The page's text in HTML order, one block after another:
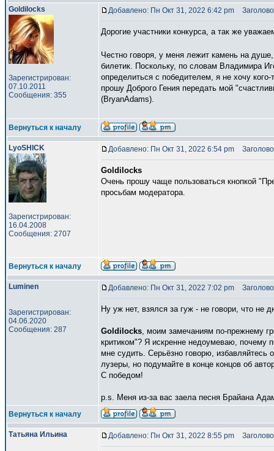
Goldilocks
Зарегистрирован:
07.10.2011
Сообщения: 355
Добавлено: Пн Окт 31, 2022 6:42 pm
Дорогие участники конкурса, а так же
Честно говоря, у меня лежит камень на
билетик. Поскольку, по словам Владимира
определиться с победителем, я не хочу
прошу Доброго Гения передать мой
(BryanAdams).
Вернуться к началу
LyoSHICK
Зарегистрирован:
16.04.2008
Сообщения: 2707
Добавлено: Пн Окт 31, 2022 6:54 pm
Goldilocks
Очень прошу чаще пользоваться кнопкой
просьбам модератора.
Вернуться к началу
Luminen
Зарегистрирован:
04.06.2020
Сообщения: 287
Добавлено: Пн Окт 31, 2022 7:02 pm
Ну уж нет, взялся за гуж - не говори, что не
Goldilocks, моим замечаниям по-прежнему
критиком"? Я искренне недоумеваю, почему
мне судить. Серьёзно говорю,
лузеры, но подумайте в конце концов об
С победом!
p.s. Меня из-за вас заела песня Брайана
Вернуться к началу
Татьяна Ильина Добавлено: Пн Окт 31, 2022 8:55 pm